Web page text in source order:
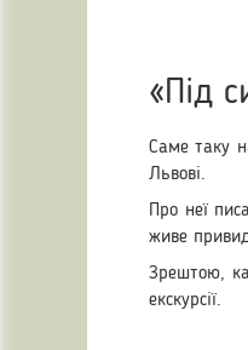
«Під
Саме таку
Львові.
Про неї
живе
Зрештою,
екскурсії.